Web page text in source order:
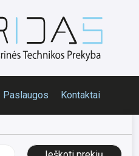
Paslaugos Kontaktai